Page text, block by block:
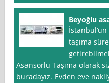
Beyoğlu
taşıma
Asansörlü Taşıma olarak
buradayız. Evden eve